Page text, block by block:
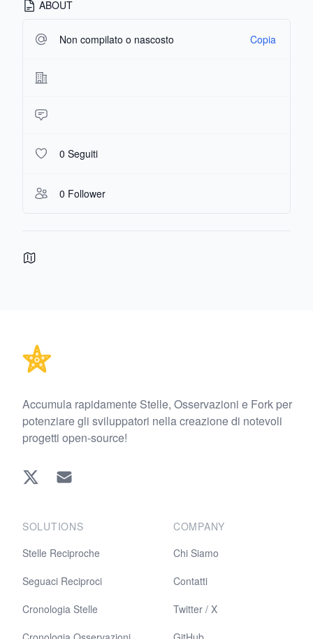
ABOUT
Non compilato o nascosto Copia
0 Seguiti
0 Follower
Accumula rapidamente Stelle, Osservazioni e Fork per
potenziare gli sviluppatori nella creazione di notevoli
progetti open-source!
Twitter EMAIL
SOLUTIONS
Stelle Reciproche
Seguaci Reciproci
Cronologia Stelle
COMPANY
Chi Siamo
Contatti
Twitter / X